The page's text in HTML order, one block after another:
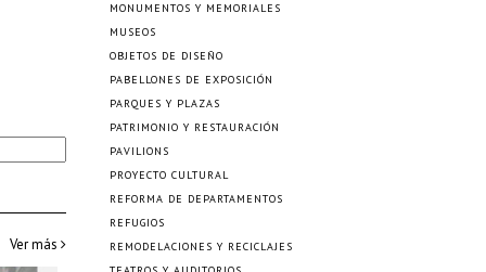
Ver más
MONUMENTOS Y MEMORIALES
MUSEOS
OBJETOS DE DISEÑO
PABELLONES DE EXPOSICIÓN
PARQUES Y PLAZAS
PATRIMONIO Y RESTAURACIÓN
PAVILIONS
PROYECTO CULTURAL
REFORMA DE DEPARTAMENTOS
REFUGIOS
REMODELACIONES Y RECICLAJES